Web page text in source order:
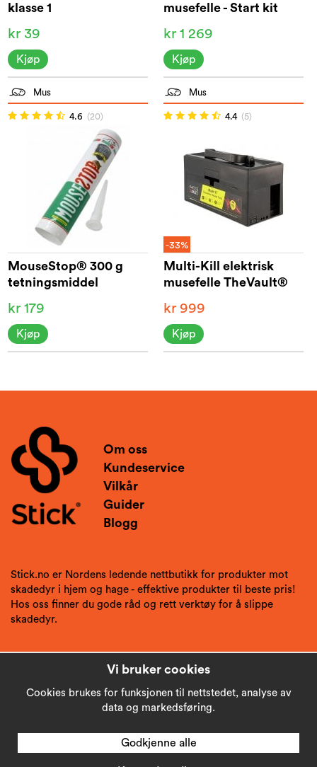
klasse 1
kr 39
Kjøp
musefelle - Start kit
kr 1 269
Kjøp
Mus
4.6 (20)
MouseStop® 300 g
tetningsmiddel
kr 179
Kjøp
Mus
4.4 (5)
-33%
Multi-Kill elektrisk
musefelle TheVault®
kr 999
Kjøp
Om oss
Kundeservice
Vilkår
Guider
Blogg
Stick.no er Nordens ledende nettbutikk for produkter mot
skadedyr i hjem og hage - effektive produkter til beste pris!
Hos oss finner du gode råd og rett verktøy for å slippe
skadedyr.
Vi bruker cookies
Cookies brukes for funksjonen til nettstedet, analyse av
data og markedsføring.
Godkjenne alle